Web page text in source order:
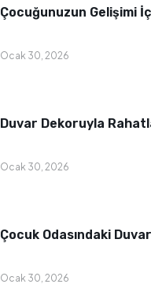
Çocuğunuzun Gelişimi
Ocak 30, 2026
Duvar Dekoruyla
Ocak 30, 2026
Çocuk Odasındaki
Ocak 30, 2026